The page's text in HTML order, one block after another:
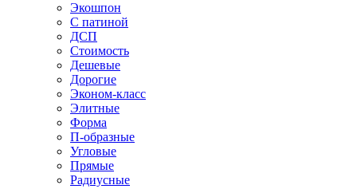
Экошпон
С патиной
ДСП
Стоимость
Дешевые
Дорогие
Эконом-класс
Элитные
Форма
П-образные
Угловые
Прямые
Радиусные